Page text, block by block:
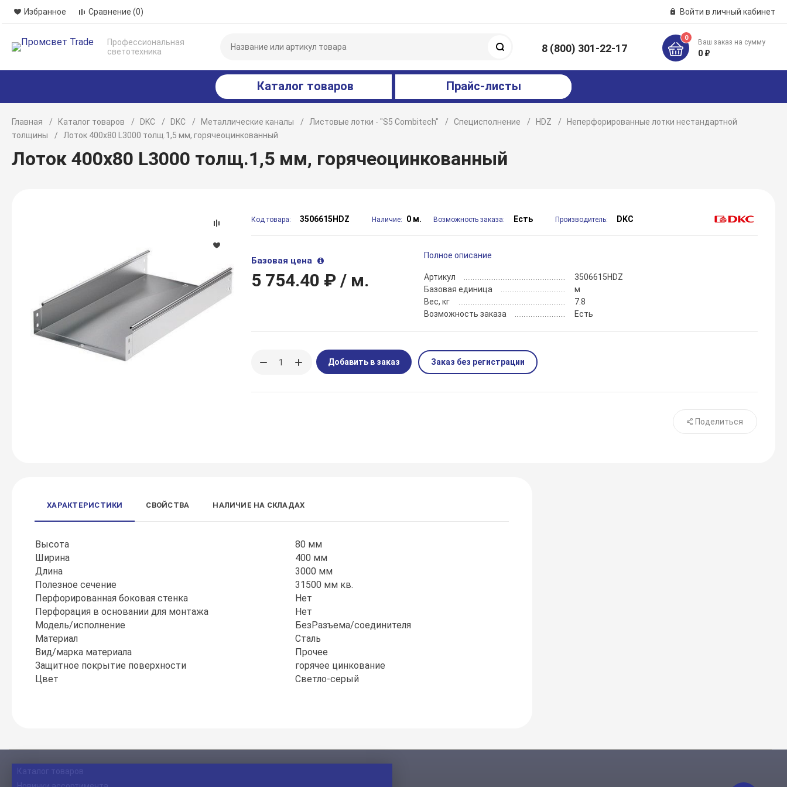
Избранное Сравнение (0) Войти в личный кабинет
Профессиональная
светотехника
8 (800) 301-22-17
0
Ваш заказ на сумму
0 ₽
Каталог товаров Прайс-листы
Главная Каталог товаров DKC DKC Металлические каналы Листовые лотки - "S5 Combitech" Специсполнение HDZ
Неперфорированные лотки нестандартной
толщины
Лоток 400х80 L3000 толщ.1,5 мм, горячеоцинкованный
Лоток 400х80 L3000 толщ.1,5 мм, горячеоцинкованный
Код товара: 3506615HDZ Наличие: 0 м. Возможность заказа: Есть Производитель: DKC
Базовая цена
5 754.40 ₽ / м.
Полное описание
Артикул
3506615HDZ
Базовая единица
м
Вес, кг
7.8
Возможность заказа
Есть
Добавить в заказ Заказ без регистрации
Поделиться
ХАРАКТЕРИСТИКИ СВОЙСТВА НАЛИЧИЕ НА СКЛАДАХ
Высота
80 мм
Ширина
400 мм
Длина
3000 мм
Полезное сечение
31500 мм кв.
Перфорированная боковая стенка
Нет
Перфорация в основании для монтажа
Нет
Модель/исполнение
БезРазъема/соединителя
Материал
Сталь
Вид/марка материала
Прочее
Защитное покрытие поверхности
горячее цинкование
Цвет
Светло-серый
Каталог товаров